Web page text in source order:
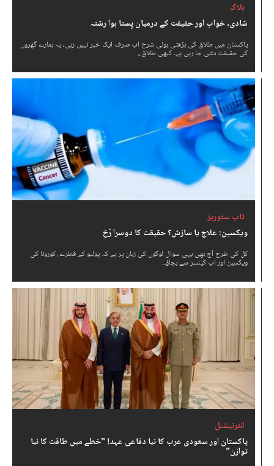
بلاگ
شادی، خواب اور حقیقت کے درمیان پِستا ہوا رشتہ
پاکستان میں طلاق کی بڑھتی ہوئی شرح اب صرف ایک خبر نہیں رہی، یہ ہمارے گھروں
کی حقیقت بنتی جا رہی ہے۔ کبھی طلاق...
ٹاپ سٹوریز
ویکسین: علاج یا سازش؟ حقیقت کا دوسرا رُخ
کل کی طرح آج بھی یہی سوال لوگوں کی زبان پر ہے کہ پولیو کے قطرے، کورونا کی
ویکسین اور اب کینسر سے بچاؤ...
انٹرنیشنل
پاکستان اور سعودی عرب کا نیا دفاعی عہد! "خطے میں طاقت کا نیا
توازن”